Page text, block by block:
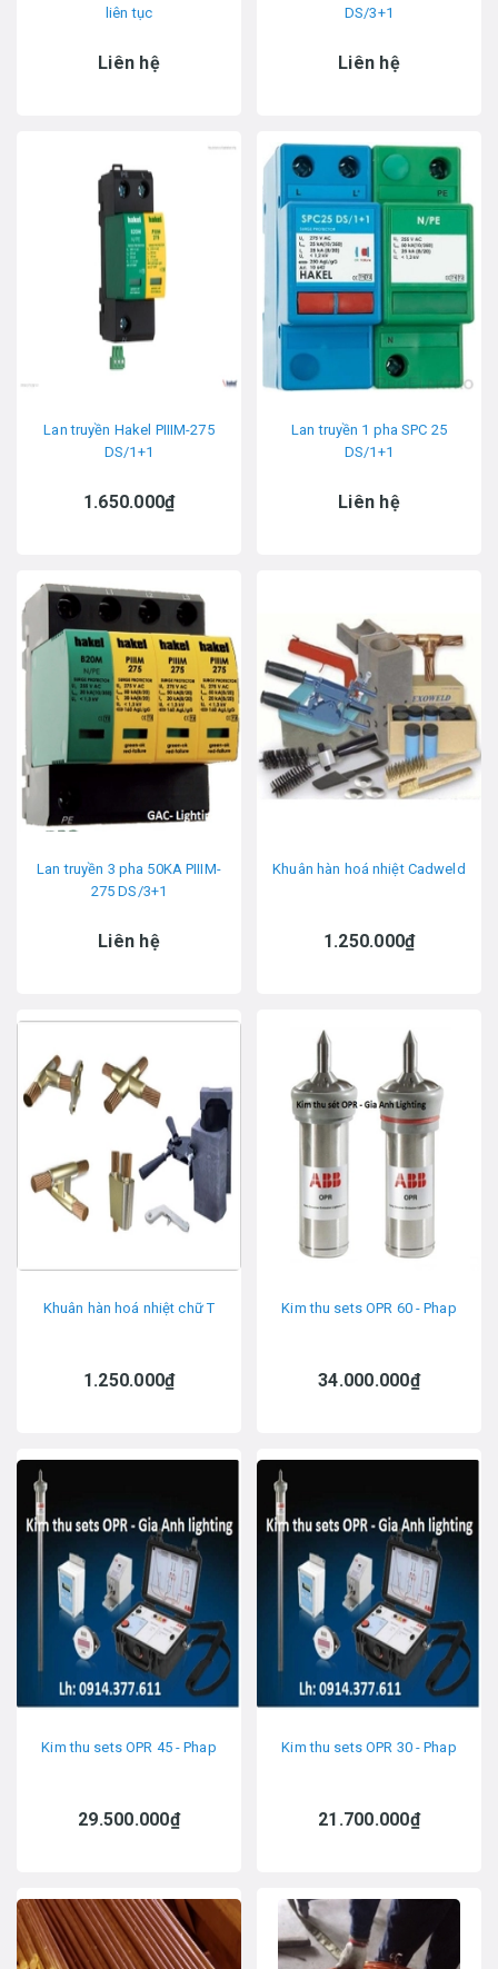
liên tục
Liên hệ
DS/3+1
Liên hệ
Lan truyền Hakel PIIIM-275
DS/1+1
1.650.000₫
Lan truyền 1 pha SPC 25
DS/1+1
Liên hệ
Lan truyền 3 pha 50KA PIIIM-
275 DS/3+1
Liên hệ
Khuân hàn hoá nhiệt Cadweld
1.250.000₫
Khuân hàn hoá nhiệt chữ T
1.250.000₫
Kim thu sets OPR 60 - Phap
34.000.000₫
Kim thu sets OPR 45 - Phap
29.500.000₫
Kim thu sets OPR 30 - Phap
21.700.000₫